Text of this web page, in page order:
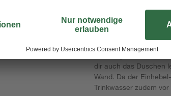
Die Wannenarmatur
geschlossenen
schnell gefüllt und
dir auch das Duschen
Wand. Da der
Trinkwasser zudem